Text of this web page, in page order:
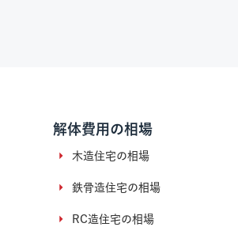
解体費用の相場
木造住宅の相場
鉄骨造住宅の相場
RC造住宅の相場